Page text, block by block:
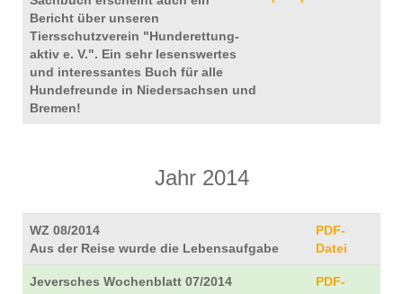
Bericht über unseren
Tiersschutzverein "Hunderettung-
aktiv e. V.". Ein sehr lesenswertes
und interessantes Buch für alle
Hundefreunde in Niedersachsen und
Bremen!
Jahr 2014
WZ 08/2014
Aus der Reise wurde die Lebensaufgabe
PDF-
Datei
Jeversches Wochenblatt 07/2014
PDF-